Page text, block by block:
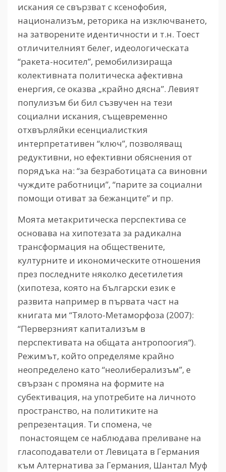
искания се свързват с ксенофобия,
национализъм, реторика на изключването,
на затворените идентичности и т.н. Тоест
отличителният белег, идеологическата
“ракета-носител”, ремобилизираща
колективната политическа афективна
енергия, се оказва „крайно дясна”. Левият
популизъм би бил съзвучен на тези
социални искания, същевременно
отхвърляйки есенциалисткия
интерпретативен “ключ”, позволяващ
редуктивни, но ефективни обяснения от
порядъка на: “за безработицата са виновни
чуждите работници”, “парите за социални
помощи отиват за бежанците” и пр.
Моята метакритическа перспектива се
основава на хипотезата за радикална
трансформация на обществените,
културните и икономическите отношения
през последните няколко десетилетия
(хипотеза, която на български език е
развита например в първата част на
книгата ми “Тялото-Метаморфоза (2007):
“Перверзният капитализъм в
перспективата на общата антропоогия“).
Режимът, който определяме крайно
неопределено като “неолиберализъм”, е
свързан с промяна на формите на
субективация, на употребите на личното
пространство, на политиките на
репрезентация. Ти спомена, че
понастоящем се наблюдава преливане на
гласоподаватели от Левицата в Германия
към Алтернатива за Германия, Шантал Муф